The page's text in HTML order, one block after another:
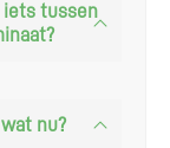
iets tussen
nu?